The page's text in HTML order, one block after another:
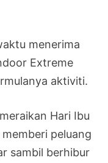
menerima
Extreme
aktiviti.
Hari Ibu
peluang
sambil berhibur